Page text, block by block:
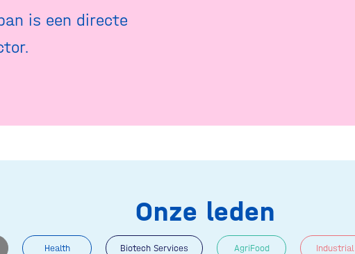
is een directe
Onze leden
Health Biotech Services AgriFood Industrial